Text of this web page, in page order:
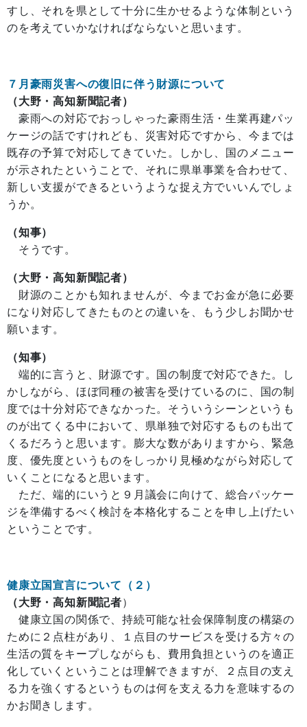
すし、それを県として十分に生かせるような体制という
のを考えていかなければならないと思います。
７月豪雨災害への復旧に伴う財源について
（大野・高知新聞記者）
豪雨への対応でおっしゃった豪雨生活・生業再建パッ
ケージの話ですけれども、災害対応ですから、今までは
既存の予算で対応してきていた。しかし、国のメニュー
が示されたということで、それに県単事業を合わせて、
新しい支援ができるというような捉え方でいいんでしょ
うか。
（知事）
そうです。
（大野・高知新聞記者）
財源のことかも知れませんが、今までお金が急に必要
になり対応してきたものとの違いを、もう少しお聞かせ
願います。
（知事）
端的に言うと、財源です。国の制度で対応できた。し
かしながら、ほぼ同種の被害を受けているのに、国の制
度では十分対応できなかった。そういうシーンというも
のが出てくる中において、県単独で対応するものも出て
くるだろうと思います。膨大な数がありますから、緊急
度、優先度というものをしっかり見極めながら対応して
いくことになると思います。
ただ、端的にいうと９月議会に向けて、総合パッケー
ジを準備するべく検討を本格化することを申し上げたい
ということです。
健康立国宣言について（２）
（大野・高知新聞記者）
健康立国の関係で、持続可能な社会保障制度の構築の
ために２点柱があり、１点目のサービスを受ける方々の
生活の質をキープしながらも、費用負担というのを適正
化していくということは理解できますが、２点目の支え
る力を強くするというものは何を支える力を意味するの
かお聞きします。